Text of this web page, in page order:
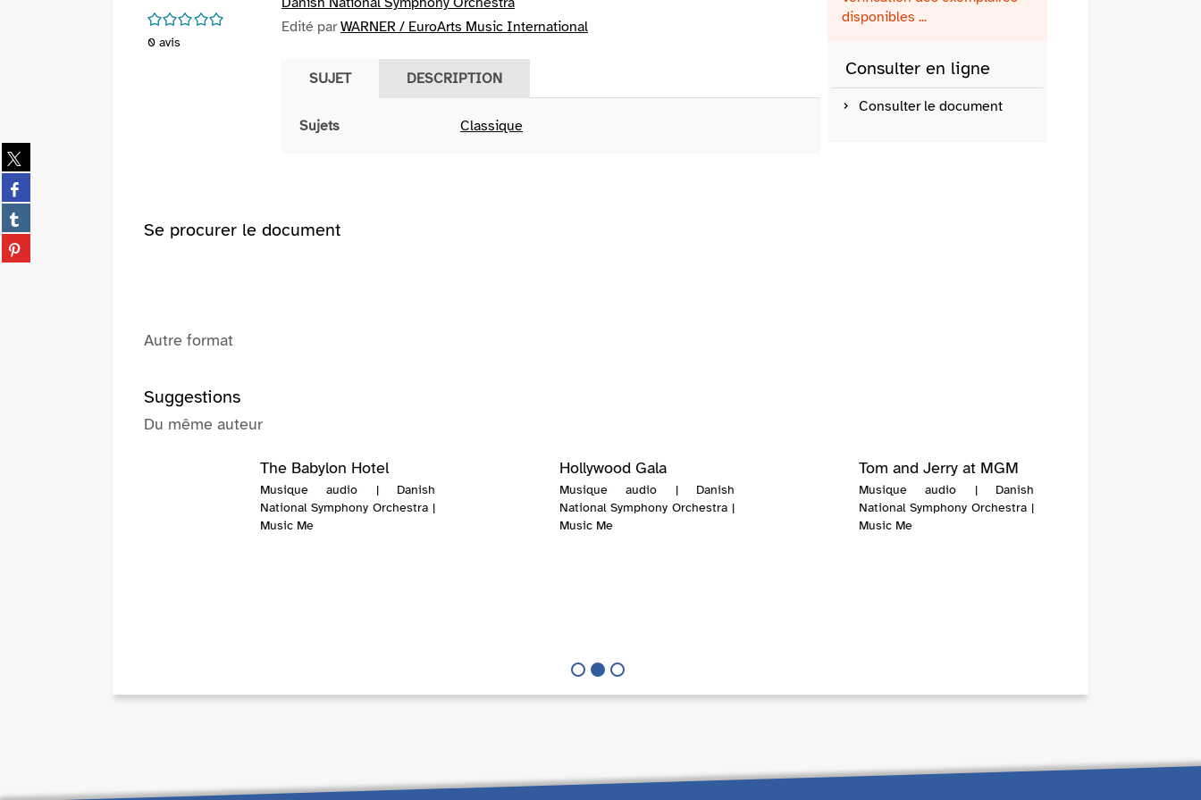
Partager
sur
twitter
(Nouvelle
fenêtre)
Partager
sur
facebook
(Nouvelle
fenêtre)
Partager
sur
tumblr
Partager
sur
/5
0 avis
Edité parWARNER / EuroArts Music International
SUJET DESCRIPTION
Sujets Classique
disponibles ...
Consulter en ligne
Consulter le document
Se procurer le document
Autre format
Suggestions
Du même auteur
Hollywood Gala
Musique audio | Danish
National Symphony Orchestra |
Music Me
Tom and Jerry at MGM
Musique audio | Danish
National Symphony Orchestra |
Music Me
The Babylon Hotel
Musique audio | Danish
National Symphony Orchestra |
Music Me